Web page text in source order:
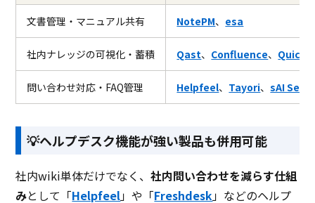
QuickSolution
膨大なデータを一元的に検索で
あいまい検索やセマンティッ
文書管理・マニュアル共有 NotePM、 esa
社内ナレッジの可視化・蓄積 Qast、 Confluence、
問い合わせ対応・FAQ管理 Helpfeel、 Tayori、sAI
💡ヘルプデスク機能が強い製品も併用可能
社内wiki単体だけでなく、社内問い合わせを減らす仕組
みとして「Helpfeel」や「Freshdesk」などのヘルプ